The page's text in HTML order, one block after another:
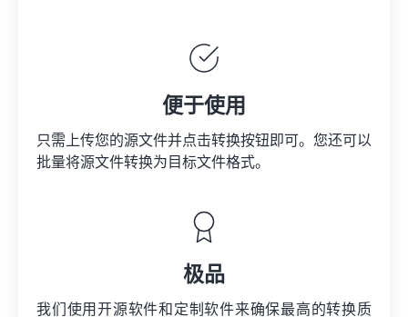
便于使用
只需上传您的源文件并点击转换按钮即可。您还可以
批量将源文件转换为目标文件格式。
极品
我们使用开源软件和定制软件来确保最高的转换质